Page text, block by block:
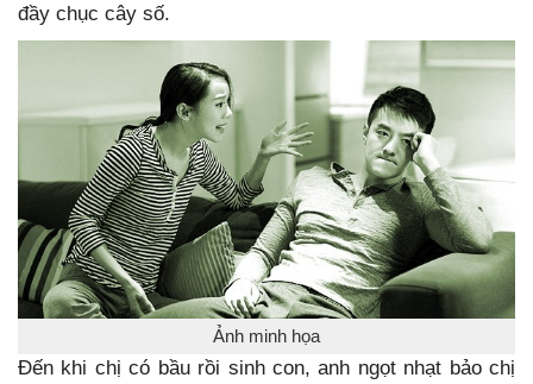
đầy chục cây số.
Ảnh minh họa
Đến khi chị có bầu rồi sinh con, anh ngọt nhạt bảo chị